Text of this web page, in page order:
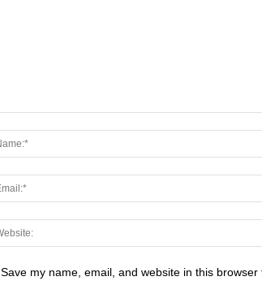
Save my name, email, and website in this browser